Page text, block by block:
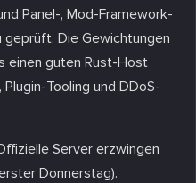
Panel-, Mod-Framework-
Die Gewichtungen
einen guten Rust-Host
Tooling und DDoS-
Server erzwingen
Donnerstag).